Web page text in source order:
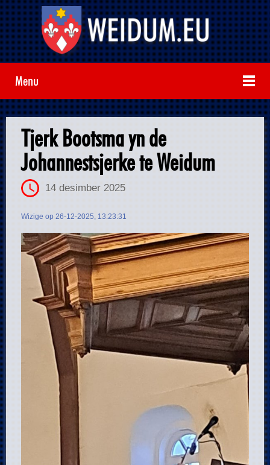
Menu
Tjerk Bootsma yn de
Johannestsjerke te Weidum
14 desimber 2025
Wizige op 26-12-2025, 13:23:31